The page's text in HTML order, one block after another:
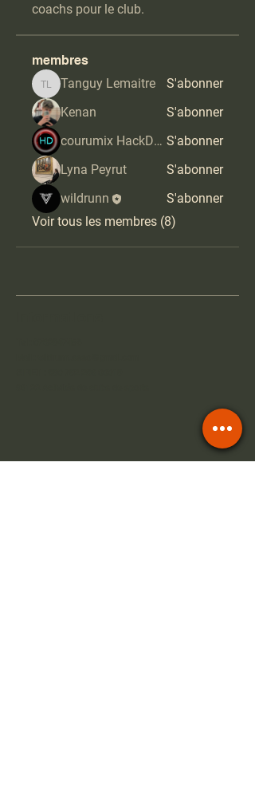
coachs pour le club.
membres
Tanguy Lemaitre
Tanguy Lemaitre
S'abonner
Kenan
S'abonner
courumix HackDoros S'abonner
Lyna Peyrut
S'abonner
wildrunn
S'abonner
Voir tous les membres (8)